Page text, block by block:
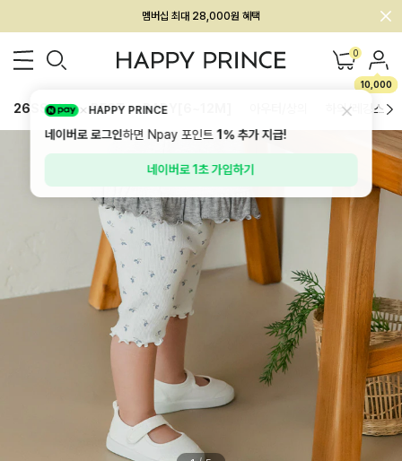
회원전용 아울렛, 가입하면 ~60% 할인!
멤버십 최대 28,000원 혜택 0
10,000
26SS 신상 BEST BABY[6~12M] 하의/레깅스
HAPPY PRINCE
네이버로 로그인하면 Npay 포인트1%추가 지급!
네이버로 1초 가입하기